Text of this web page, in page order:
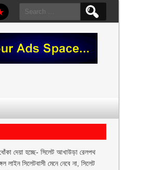
Search
for:
দেয়া হচ্ছে- সিলেট আখাউড়া রেলপথ
লাইন সিলেটবাসী মেনে নেবে না, সিলেট